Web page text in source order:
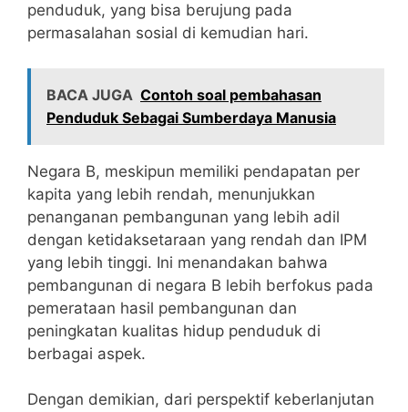
penduduk, yang bisa berujung pada
permasalahan sosial di kemudian hari.
BACA JUGA Contoh soal pembahasan
Penduduk Sebagai Sumberdaya Manusia
Negara B, meskipun memiliki pendapatan per
kapita yang lebih rendah, menunjukkan
penanganan pembangunan yang lebih adil
dengan ketidaksetaraan yang rendah dan IPM
yang lebih tinggi. Ini menandakan bahwa
pembangunan di negara B lebih berfokus pada
pemerataan hasil pembangunan dan
peningkatan kualitas hidup penduduk di
berbagai aspek.
Dengan demikian, dari perspektif keberlanjutan